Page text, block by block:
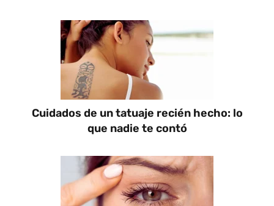
Cuidados de un tatuaje recién hecho: lo
que nadie te contó